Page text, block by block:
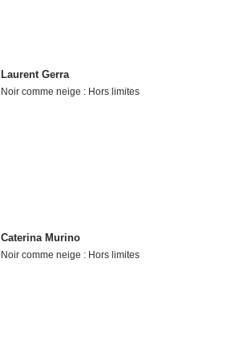
Laurent Gerra
Noir comme neige : Hors limites
Caterina Murino
Noir comme neige : Hors limites